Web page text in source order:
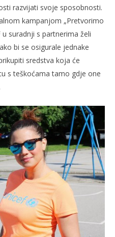
razvijati svoje sposobnosti.
kampanjom „Pretvorimo
suradnji s partnerima želi
bi se osigurale jednake
sredstva koja će
s teškoćama tamo gdje one